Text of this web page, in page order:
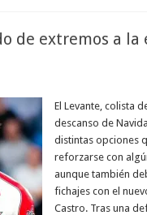
de extremos a
El Levante, colista
descanso de
distintas opciones
reforzarse con
aunque también
fichajes con el
Castro. Tras una